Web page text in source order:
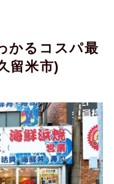
かるコスパ最
留米市)